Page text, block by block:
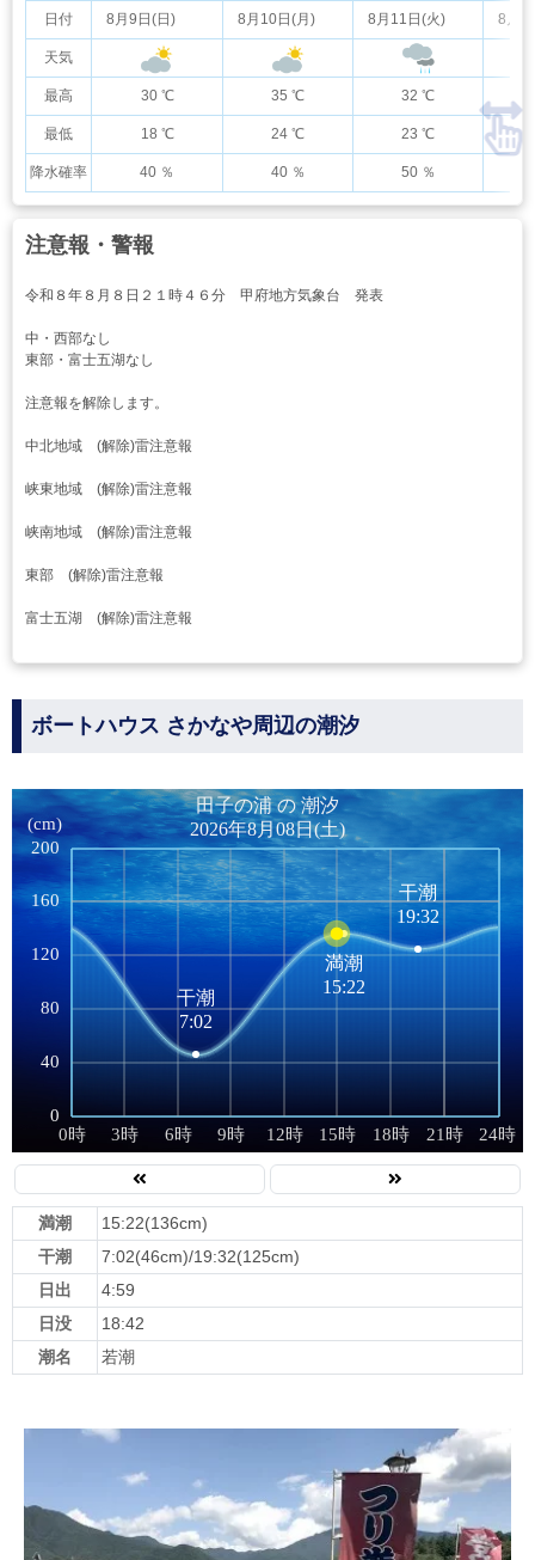
日付
天気
最高
最低
降水確率
8月9日(日) 8月10日(月) 8月11日(火) 8月
30 ℃ 35 ℃ 32 ℃
18 ℃ 24 ℃ 23 ℃
40 ％ 40 ％ 50 ％
注意報・警報
令和８年８月８日２１時４６分 甲府地方気象台 発表
中・西部なし
東部・富士五湖なし
注意報を解除します。
中北地域 (解除)雷注意報
峡東地域 (解除)雷注意報
峡南地域 (解除)雷注意報
東部 (解除)雷注意報
富士五湖 (解除)雷注意報
ボートハウス さかなや周辺の潮汐
満潮
15:22(136cm)
干潮
7:02(46cm)/19:32(125cm)
日出
4:59
日没
18:42
潮名
若潮